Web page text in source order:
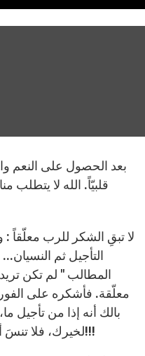
قلبيّاً. الله لا
التأجيل ثم
المطالب " لم تكن
معلّقة. فأشكره على
بالك أنه إذا من تأجيل
لخيرك، فلا تنسَ أن تشكر بثقة في هذه النقطة أيضاً!!!